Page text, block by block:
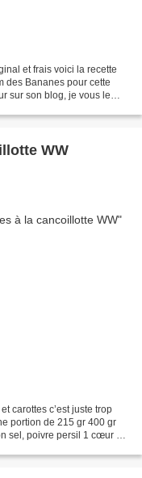
et frais voici la recette
des Bananes pour cette
sur son blog, je vous le
WW
carottes c’est juste trop
portion de 215 gr 400 gr
sel, poivre persil 1 cœur de